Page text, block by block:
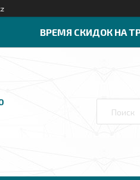
ВРЕМЯ СКИДОК НА